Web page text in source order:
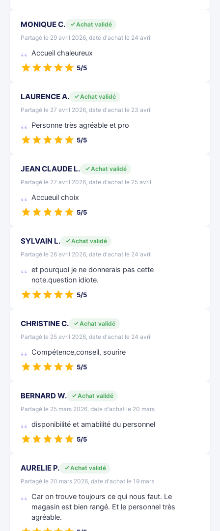
MONIQUE C.
Achat validé
Partagé le 29 avril 2026, date d'achat le 24 avril
Accueil chaleureux
5/5
LAURENCE A.
Achat validé
Partagé le 27 avril 2026, date d'achat le 23 avril
Personne très agréable et pro
5/5
JEAN CLAUDE L.
Achat validé
Partagé le 27 avril 2026, date d'achat le 25 avril
Accueuil choix
5/5
SYLVAIN L.
Achat validé
Partagé le 26 avril 2026, date d'achat le 24 avril
et pourquoi je ne donnerais pas cette
note.question idiote.
5/5
CHRISTINE C.
Achat validé
Partagé le 25 avril 2026, date d'achat le 24 avril
Compétence,conseil, sourire
5/5
BERNARD W.
Achat validé
Partagé le 25 mars 2026, date d'achat le 20 mars
disponibilité et amabilité du personnel
5/5
AURELIE P.
Achat validé
Partagé le 20 mars 2026, date d'achat le 19 mars
Car on trouve toujours ce qui nous faut. Le
magasin est bien rangé. Et le personnel très
agréable.